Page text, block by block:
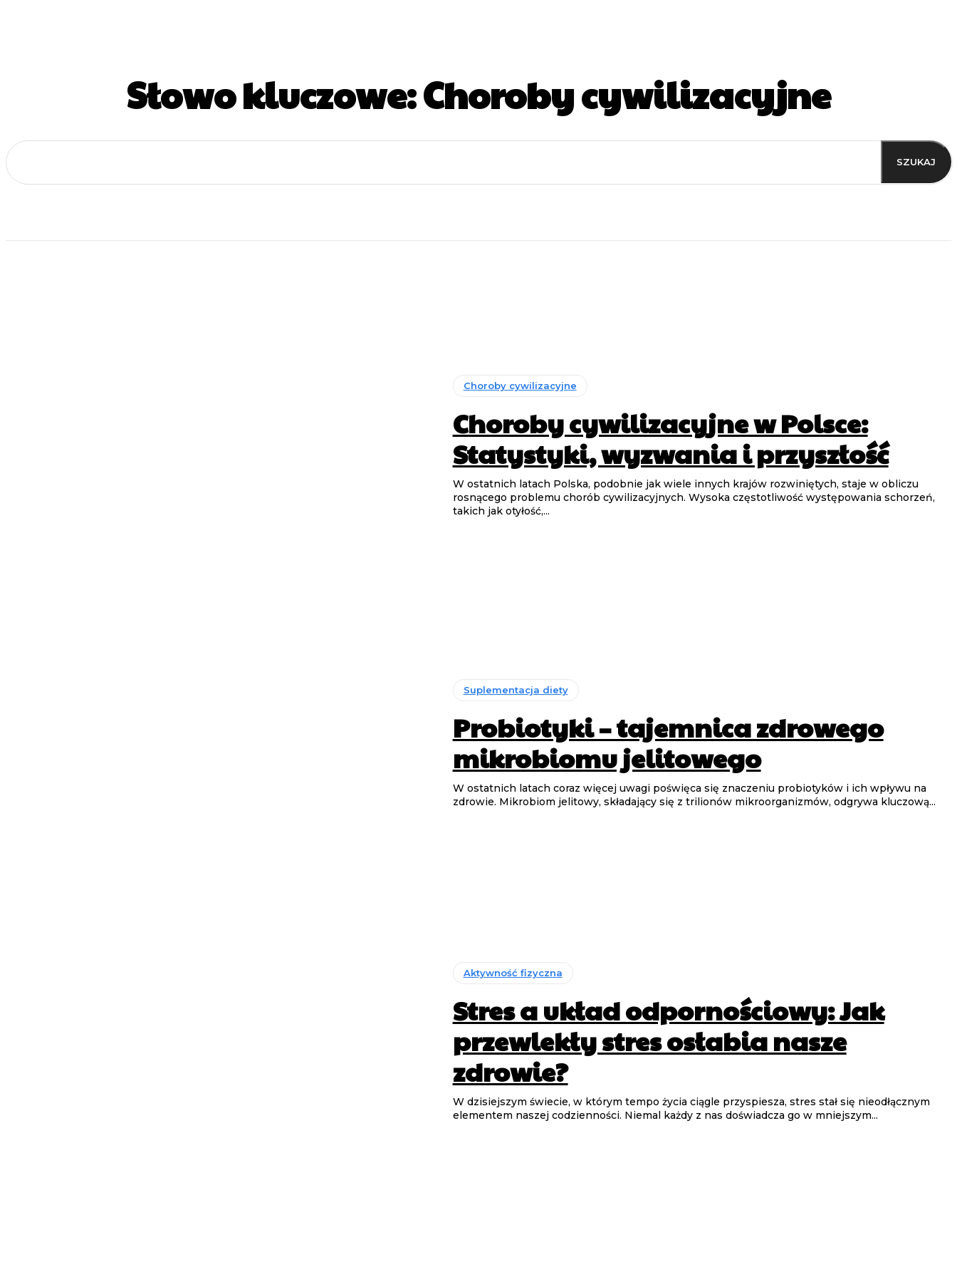
Słowo kluczowe:Choroby cywilizacyjne
SZUKAJ
Choroby cywilizacyjne
Choroby cywilizacyjne w Polsce:
Statystyki, wyzwania i przyszłość
W ostatnich latach Polska, podobnie jak wiele innych krajów rozwiniętych, staje w obliczu
rosnącego problemu chorób cywilizacyjnych. Wysoka częstotliwość występowania schorzeń,
takich jak otyłość,...
Suplementacja diety
Probiotyki – tajemnica zdrowego
mikrobiomu jelitowego
W ostatnich latach coraz więcej uwagi poświęca się znaczeniu probiotyków i ich wpływu na
zdrowie. Mikrobiom jelitowy, składający się z trilionów mikroorganizmów, odgrywa kluczową...
Aktywność fizyczna
Stres a układ odpornościowy: Jak
przewlekły stres osłabia nasze
zdrowie?
W dzisiejszym świecie, w którym tempo życia ciągle przyspiesza, stres stał się nieodłącznym
elementem naszej codzienności. Niemal każdy z nas doświadcza go w mniejszym...